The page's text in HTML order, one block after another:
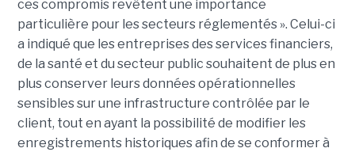
ces compromis revêtent une importance
particulière pour les secteurs réglementés ». Celui-ci
a indiqué que les entreprises des services financiers,
de la santé et du secteur public souhaitent de plus en
plus conserver leurs données opérationnelles
sensibles sur une infrastructure contrôlée par le
client, tout en ayant la possibilité de modifier les
enregistrements historiques afin de se conformer à